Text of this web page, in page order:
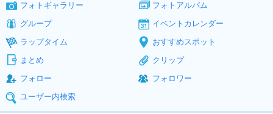
フォトギャラリー
フォトアルバム
グループ
イベントカレンダー
ラップタイム
おすすめスポット
まとめ
クリップ
フォロー
フォロワー
ユーザー内検索